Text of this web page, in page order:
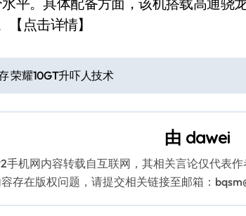
【点击详情】
荣耀10GT升吓人技术
由 dawei
手机网内容转载自互联网，其相关言论仅代表
存在版权问题，请提交相关链接至邮箱：